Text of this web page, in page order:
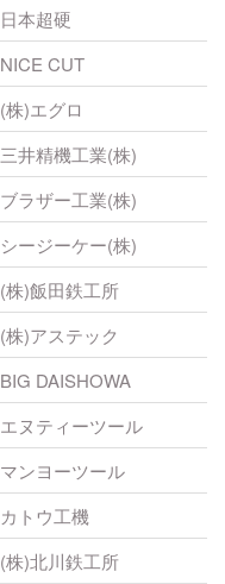
日本超硬
NICE CUT
(株)エグロ
三井精機工業(株)
ブラザー工業(株)
シージーケー(株)
(株)飯田鉄工所
(株)アステック
BIG DAISHOWA
エヌティーツール
マンヨーツール
カトウ工機
(株)北川鉄工所